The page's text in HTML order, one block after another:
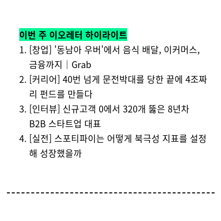
이번 주 이오레터 하이라이트
[창업] '동남아 우버'에서 음식 배달, 이커머스,
금융까지｜Grab
[커리어] 40번 넘게 문전박대를 당한 끝에 4조짜
리 펀드를 만들다
[인터뷰] 신규고객 0에서 320개 뚫은 8년차
B2B 스타트업 대표
[실전] 스포티파이는 어떻게 북극성 지표를 설정
해 성장했을까